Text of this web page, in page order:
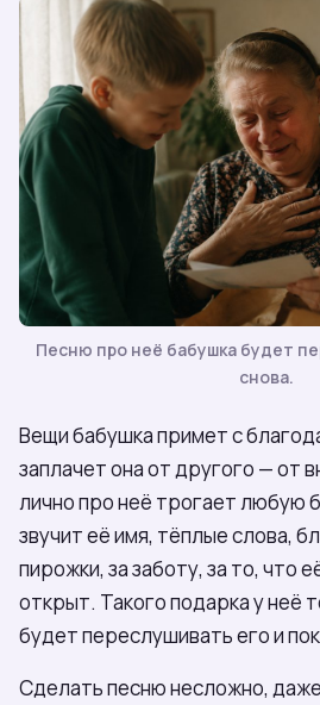
Песню про неё бабушка будет
снова.
Вещи бабушка примет с
заплачет она от другого — от
лично про неё трогает любую
звучит её имя, тёплые слова,
пирожки, за заботу, за то, что
открыт. Такого подарка у неё
будет переслушивать его и
Сделать песню несложно,